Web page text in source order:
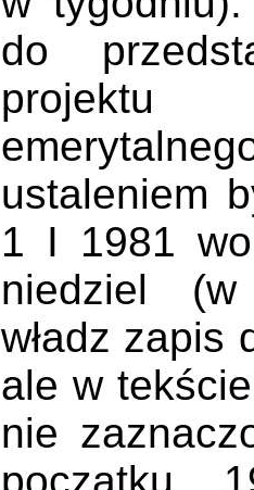
do
ustaleniem
1 I 1981
niedziel (w
władz zapis
ale w
nie
początku